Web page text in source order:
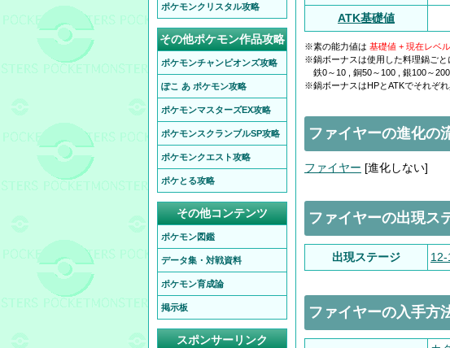
ATK基礎値
※素の能力値は 基礎値 + 現在レベ
※鍋ボーナスは使用した料理鍋ごと
鉄0～10 , 銅50～100 , 銀100～
※鍋ボーナスはHPとATKでそれぞれ
ファイヤーの進化の
ファイヤー [進化しない]
ファイヤーの出現ス
出現ステージ
ファイヤーの入手方
ポケモンクリスタル攻略
その他ポケモン作品攻略
ポケモンチャンピオンズ攻略
ぽこ あ ポケモン攻略
ポケモンマスターズEX攻略
ポケモンスクランブルSP攻略
ポケモンクエスト攻略
ポケとる攻略
その他コンテンツ
ポケモン図鑑
データ集・対戦資料
ポケモン育成論
掲示板
スポンサーリンク